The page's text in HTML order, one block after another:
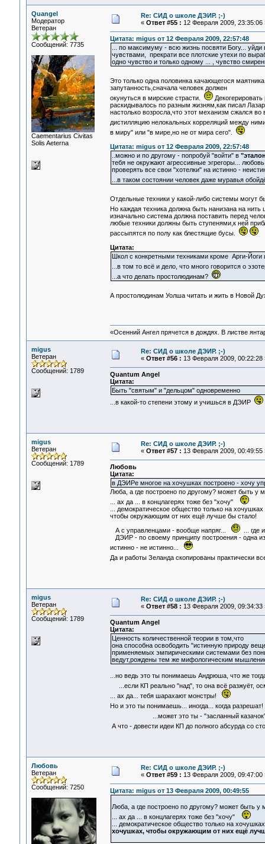
Quangel
Модератор
Ветеран
Сообщений: 7735
Сaementarius Civitas
Solis Aeterna
Re: СИД о школе ДЭИР. ;-)
« Ответ #55 : 12 Февраля 2009, 23:35:06
Цитата: migus от 12 Февраля 2009, 22:57:48
... по максимуму - всю жизнь посвяти Богу...
чувствами, прекрати все плотские утехи по
одно чувство и только одному ... , чувство
Это только одна половинка качающегося
запутанность,сначала человек должен
окунуться в мирские страсти.
раскидывалось по разным жизням,как писал
настолько возросла,что этот механизм сжался
дистилляцию нелокальных корреляций между
в миру" или "в мире,но не от мира сего".
Цитата: migus от 12 Февраля 2009, 22:57:48
..можно и по другому - попробуй "войти" в
тебя не окружают агрессивные эгрегоры...
проверять все свои "хотелки" на истинно -
...в таком состоянии человек даже муравья
Отдельные техники у какой-либо системы могут
Но каждая техника должна быть нанизана на
изначально система должна поставить перед
любые техники должны быть ступенями,к ней
рассыпятся по полу как блестящие бусы.
Цитата:
Школ с конкретными техниками кроме Арги-Йоги
...в том то всё и дело, что много говорится о
...а что делать простолюдинам?
А простолюдинам Уолша читать и жить в Новой
«Осенний Ангел прячется в дождях. В листве
migus
Ветеран
Сообщений: 1789
Re: СИД о школе ДЭИР. ;-)
« Ответ #56 : 13 Февраля 2009, 00:22:28
Quantum Angel
Цитата:
Быть "святым" и "дельцом" одновременно
...в какой-то степени этому и учишься в ДЭИР
migus
Ветеран
Сообщений: 1789
Re: СИД о школе ДЭИР. ;-)
« Ответ #57 : 13 Февраля 2009, 00:49:55
Любовь
Цитата:
в ДЭИРе многое на хочушках построено - хочу
Люба, а где построено по другому? может быть у
... ах да ... в концлагерях тоже без "хочу"
... демократическое общество только на
чтобы окружающим от них ещё лучше бы стало!
А с управленцами - вообще напряг...
... где
ДЭИР - по своему принципу построения - одна
истинно - не истинно...
Да и работы Зеланда скопированы практически
migus
Ветеран
Сообщений: 1789
Re: СИД о школе ДЭИР. ;-)
« Ответ #58 : 13 Февраля 2009, 09:34:33
Quantum Angel
Цитата:
Ценность количественной теории в том,что
она способна освободить "истинную природу
применяемых эмпирическими системами без
ведут,рождены тем же мифологическим
...но ведь это ты понимаешь Андрюша, что же
...если КП реально "над", то она всё разжуёт,
... ах да... тебя шарахают монстры!
Но и это ты понимаешь... иногда... когда
...может это ты - "засланный
А что - довести идеи КП до полного абсурда со
Любовь
Ветеран
Сообщений: 7250
Re: СИД о школе ДЭИР. ;-)
« Ответ #59 : 13 Февраля 2009, 09:47:00
Цитата: migus от 13 Февраля 2009, 00:49:55
Люба, а где построено по другому? может быть у
... ах да ... в концлагерях тоже без "хочу"
... демократическое общество только на
хочушках, чтобы окружающим от них ещё